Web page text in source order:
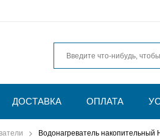
ДОСТАВКА ОПЛАТА
Водонагреватель накопительный